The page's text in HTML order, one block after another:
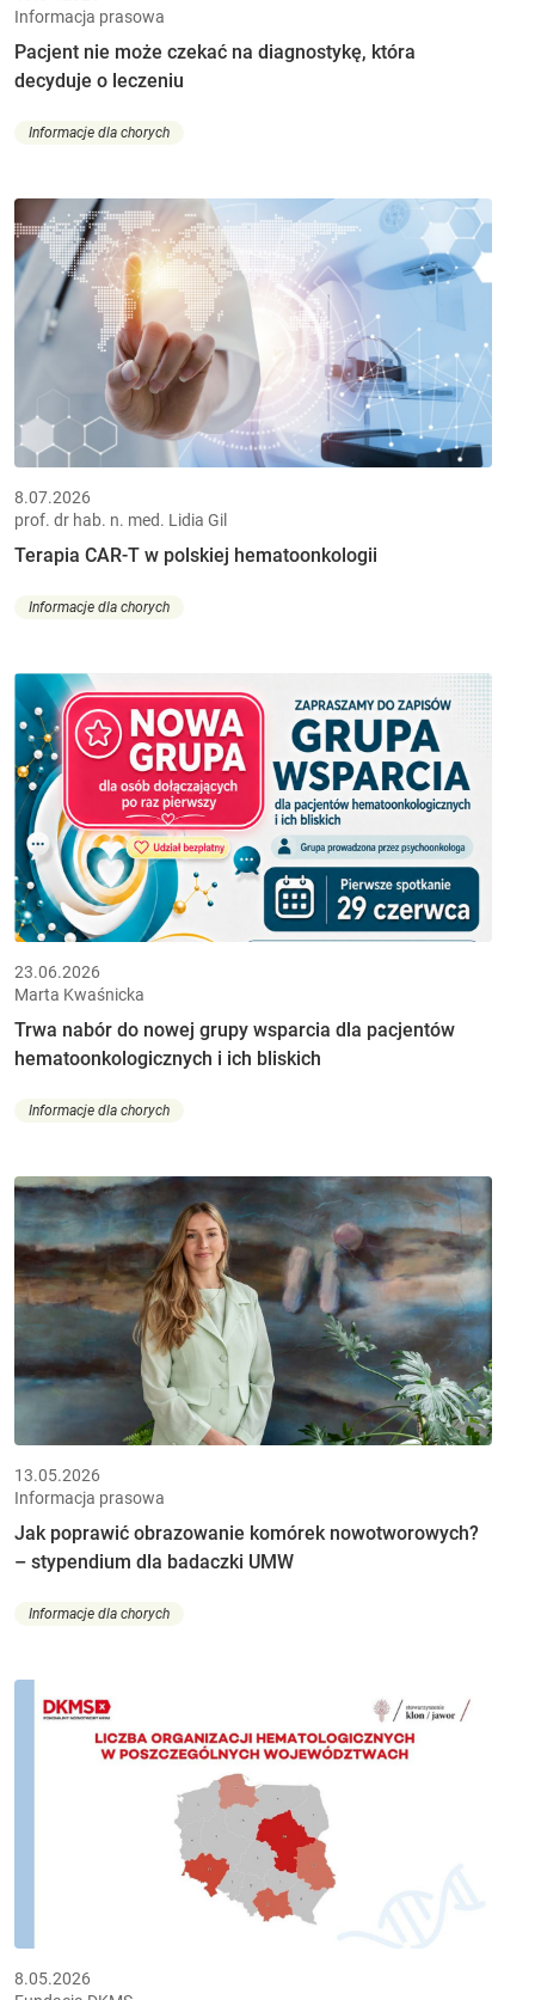
Informacja prasowa
Pacjent nie może czekać na diagnostykę, która
decyduje o leczeniu
Informacje dla chorych
8.07.2026
prof. dr hab. n. med. Lidia Gil
Terapia CAR-T w polskiej hematoonkologii
Informacje dla chorych
23.06.2026
Marta Kwaśnicka
Trwa nabór do nowej grupy wsparcia dla pacjentów
hematoonkologicznych i ich bliskich
Informacje dla chorych
13.05.2026
Informacja prasowa
Jak poprawić obrazowanie komórek nowotworowych?
– stypendium dla badaczki UMW
Informacje dla chorych
8.05.2026